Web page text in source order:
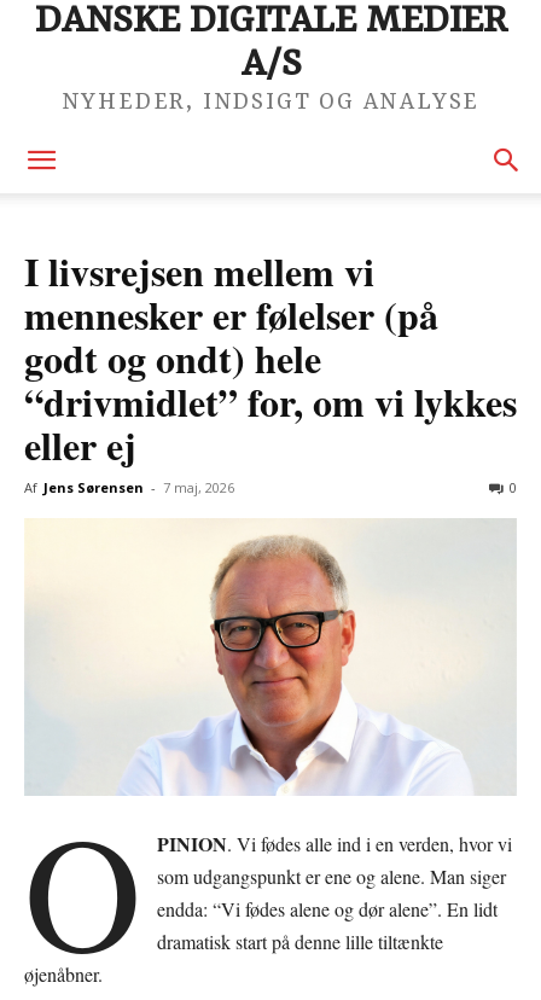
DANSKE DIGITALE MEDIER
A/S
NYHEDER, INDSIGT OG ANALYSE
I livsrejsen mellem vi
mennesker er følelser (på
godt og ondt) hele
“drivmidlet” for, om vi lykkes
eller ej
Af Jens Sørensen - 7 maj, 2026 0
O PINION. Vi fødes alle ind i en verden, hvor vi
som udgangspunkt er ene og alene. Man siger
endda: “Vi fødes alene og dør alene”. En lidt
dramatisk start på denne lille tiltænkte
øjenåbner.